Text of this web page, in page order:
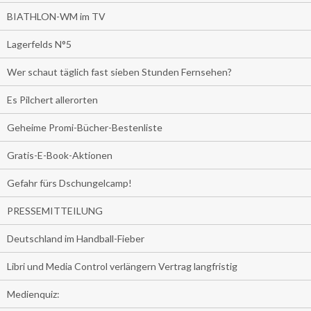
BIATHLON-WM im TV
Lagerfelds N°5
Wer schaut täglich fast sieben Stunden Fernsehen?
Es Pilchert allerorten
Geheime Promi-Bücher-Bestenliste
Gratis-E-Book-Aktionen
Gefahr fürs Dschungelcamp!
PRESSEMITTEILUNG
Deutschland im Handball-Fieber
Libri und Media Control verlängern Vertrag langfristig
Medienquiz: